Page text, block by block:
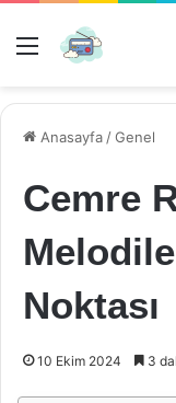
Menü
Anasayfa /Genel
Cemre
Noktası
10 Ekim 2024 3